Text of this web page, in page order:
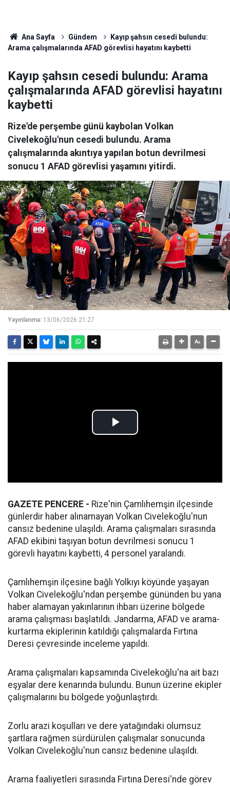
Ana Sayfa Gündem
Kayıp şahsın cesedi bulundu:
Arama çalışmalarında AFAD görevlisi hayatını kaybetti
Kayıp şahsın cesedi bulundu: Arama
çalışmalarında AFAD görevlisi hayatını
kaybetti
Rize'de perşembe günü kaybolan Volkan
Civelekoğlu'nun cesedi bulundu. Arama
çalışmalarında akıntıya yapılan botun devrilmesi
sonucu 1 AFAD görevlisi yaşamını yitirdi.
Yayınlanma: 13/06/2026 21:27
GAZETE PENCERE - Rize'nin Çamlıhemşin ilçesinde
günlerdir haber alınamayan Volkan Civelekoğlu'nun
cansız bedenine ulaşıldı. Arama çalışmaları sırasında
AFAD ekibini taşıyan botun devrilmesi sonucu 1
görevli hayatını kaybetti, 4 personel yaralandı.
Çamlıhemşin ilçesine bağlı Yolkıyı köyünde yaşayan
Volkan Civelekoğlu'ndan perşembe gününden bu yana
haber alamayan yakınlarının ihbarı üzerine bölgede
arama çalışması başlatıldı. Jandarma, AFAD ve arama-
kurtarma ekiplerinin katıldığı çalışmalarda Fırtına
Deresi çevresinde inceleme yapıldı.
Arama çalışmaları kapsamında Civelekoğlu'na ait bazı
eşyalar dere kenarında bulundu. Bunun üzerine ekipler
çalışmalarını bu bölgede yoğunlaştırdı.
Zorlu arazi koşulları ve dere yatağındaki olumsuz
şartlara rağmen sürdürülen çalışmalar sonucunda
Volkan Civelekoğlu'nun cansız bedenine ulaşıldı.
Arama faaliyetleri sırasında Fırtına Deresi'nde görev